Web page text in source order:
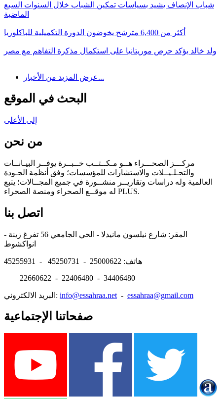
شباب الإنصاف يشيد بسياسات تمكين الشباب خلال السنوات السبع
الماضية
أكثر من 6,400 مترشح يخوضون الدورة التكميلية للباكلوريا
ولد خالد يؤكد حرص موريتانيا على استكمال مذكرة التفاهم مع مصر
عرض المزيد من الأخبار...
البحث في الموقع
إلى الأعلى
من نحن
مركـــز الصحـــراء هــو مـكــتــب خــبــرة يوفــر البيـانــات
والتحـلـيــلات والاستشارات للمؤسسات؛ وفق أنظمة الجـودة
العالمية وله دراسات وتقاريــر منشــورة في جميع المجــالات؛ يتبع
له موقــع الصحراء ومنصة الصحراء PLUS.
اتصل بنا
المقر: شارع نيلسون مانيدلا - الحي الجامعي 56 تفرغ زينة -
هاتف: 25000622 - 45250731 - 45255931
22660622 - 22406480 - 34406480
البريد الالكتروني: info@essahraa.net - essahraa@gmail.com
صفحاتنا الإجتماعية